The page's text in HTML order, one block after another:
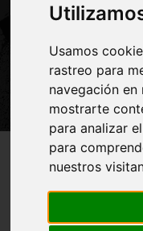
Usamos
rastreo para
navegación en
mostrarte
para analizar
para
nuestros
Castillo
Región de Murcia Digital
Introducción